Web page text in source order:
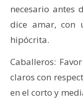
necesario antes
dice amar, con
hipócrita.
Caballeros:
claros con
en el corto y